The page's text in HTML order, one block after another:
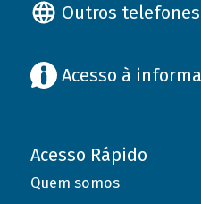
Outros
Acesso à
Acesso Rápido
Quem somos